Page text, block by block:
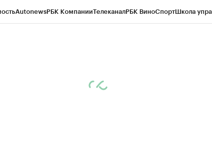
AutonewsРБК КомпанииТелеканалРБК ВиноСпортШкола